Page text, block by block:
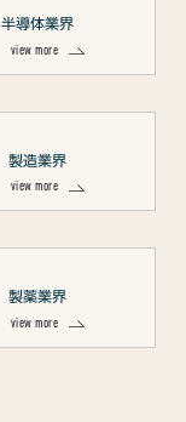
半導体業界
view more
製造業界
view more
製薬業界
view more